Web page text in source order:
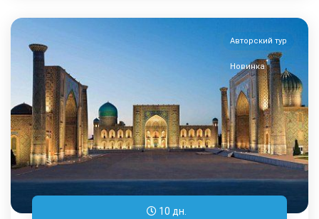
Авторский тур
Новинка
10 дн.